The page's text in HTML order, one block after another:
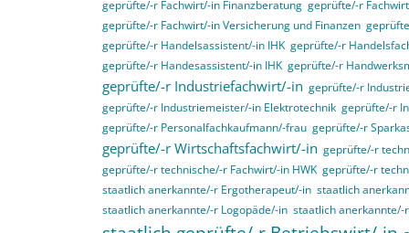
geprüfte/-r Fachwirt/-in Finanzberatung geprüfte/-r
geprüfte/-r Fachwirt/-in Versicherung und Finanzen
geprüfte/-r Handelsassistent/-in IHK geprüfte/-r
geprüfte/-r Handesassistent/-in IHK geprüfte/-r
geprüfte/-r Industriefachwirt/-in geprüfte/-r
geprüfte/-r Industriemeister/-in Elektrotechnik geprüfte/-r
geprüfte/-r Personalfachkaufmann/-frau geprüfte/-r
geprüfte/-r Wirtschaftsfachwirt/-in geprüfte/-r
geprüfte/-r technische/-r Fachwirt/-in HWK geprüfte/-r
staatlich anerkannte/-r Ergotherapeut/-in staatlich
staatlich anerkannte/-r Logopäde/-in staatlich anerkannte/-